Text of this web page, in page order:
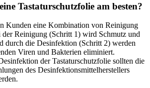
Tastaturschutzfolie am besten?
Kunden eine Kombination von Reinigung
Reinigung (Schritt 1) wird Schmutz und
durch die Desinfektion (Schritt 2) werden
Viren und Bakterien eliminiert.
der Tastaturschutzfolie sollten die
des Desinfektionsmittelherstellers